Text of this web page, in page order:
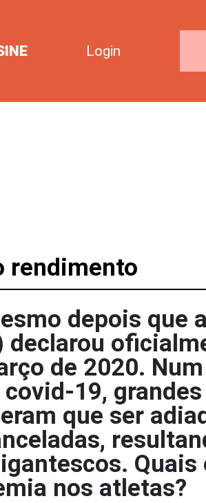
Login
rendimento
depois que a
declarou
de 2020. Num
19, grandes
que ser
Quais
nos atletas?